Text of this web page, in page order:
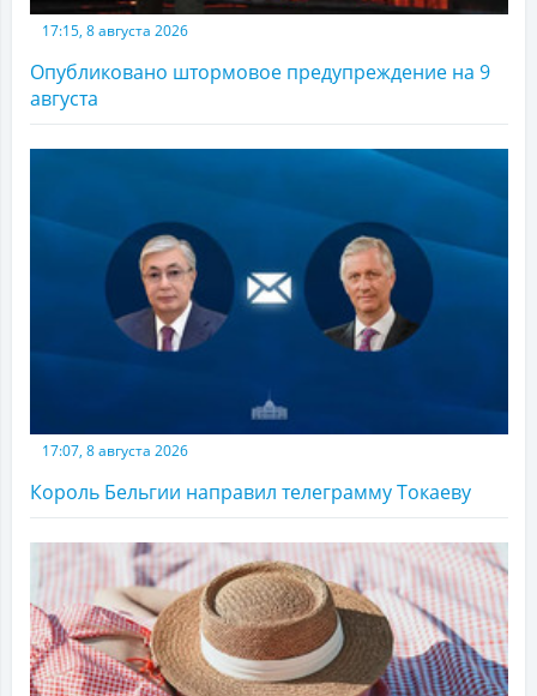
17:15, 8 августа 2026
Опубликовано штормовое предупреждение на 9
августа
17:07, 8 августа 2026
Король Бельгии направил телеграмму Токаеву